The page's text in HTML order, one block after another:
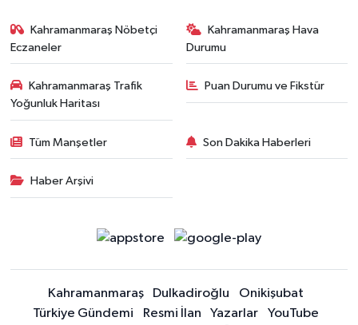
Kahramanmaraş Nöbetçi
Eczaneler
Kahramanmaraş Hava
Durumu
Kahramanmaraş Trafik
Yoğunluk Haritası
Puan Durumu ve Fikstür
Tüm Manşetler Son Dakika Haberleri
Haber Arşivi
Kahramanmaraş Dulkadiroğlu
Onikişubat
Türkiye Gündemi
Resmi İlan Yazarlar
YouTube